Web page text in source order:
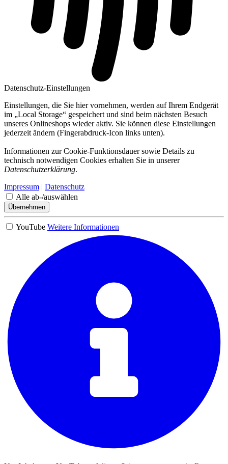
Datenschutz-Einstellungen
Einstellungen, die Sie hier vornehmen, werden auf Ihrem Endgerät
im „Local Storage“ gespeichert und sind beim nächsten Besuch
unseres Onlineshops wieder aktiv. Sie können diese Einstellungen
jederzeit ändern (Fingerabdruck-Icon links unten).
Informationen zur Cookie-Funktionsdauer sowie Details zu
technisch notwendigen Cookies erhalten Sie in unserer
Datenschutzerklärung.
Impressum | Datenschutz
Alle ab-/auswählen
Übernehmen
YouTube Weitere Informationen